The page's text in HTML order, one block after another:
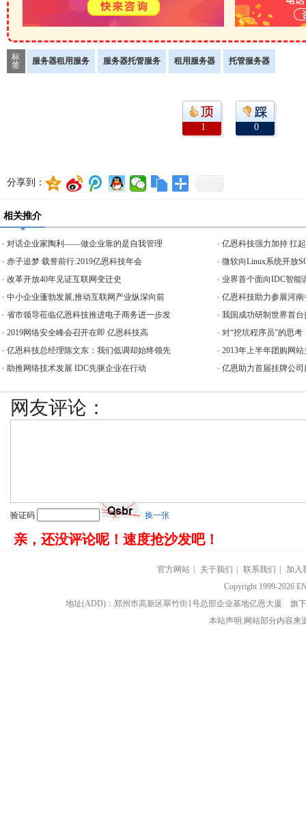
标
签
服务器租用服务 服务器托管服务 租用服务器 托管服务器
1 0
分享到：
相关推介
对话企业家陶利——做企业靠的是自我管理
赤子追梦 载誉前行:2019亿恩科技年会
改革开放40年见证互联网变迁史
中小企业蓬勃发展,推动互联网产业纵深向前
省市领导莅临亿恩科技推进电子商务进一步发
2019网络安全峰会召开在即 亿恩科技高
亿恩科技总经理陈文东：我们低调却始终领先
助推网络技术发展 IDC先驱企业在行动
亿恩科技强力加持 扛
微软向Linux系统开放
业界首个面向IDC智能
亿恩科技助力参展河
我国成功研制世界首
对“挖坑程序员”的思考
2013年上半年团购网站
亿恩助力首届挂牌公司
网友评论：
验证码 换一张
亲，还没评论呢！速度抢沙发吧！
官方网站 关于我们 联系我们
加入
Copyright 1999-2026
地址(ADD)：郑州市高新区翠竹街1号总部企业基地亿恩大厦 旗
本站声明:网站部分内容来